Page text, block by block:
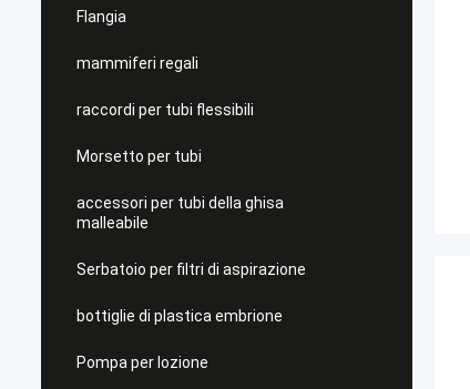
Flangia
mammiferi regali
raccordi per tubi flessibili
Morsetto per tubi
accessori per tubi della ghisa
malleabile
Serbatoio per filtri di aspirazione
bottiglie di plastica embrione
Pompa per lozione